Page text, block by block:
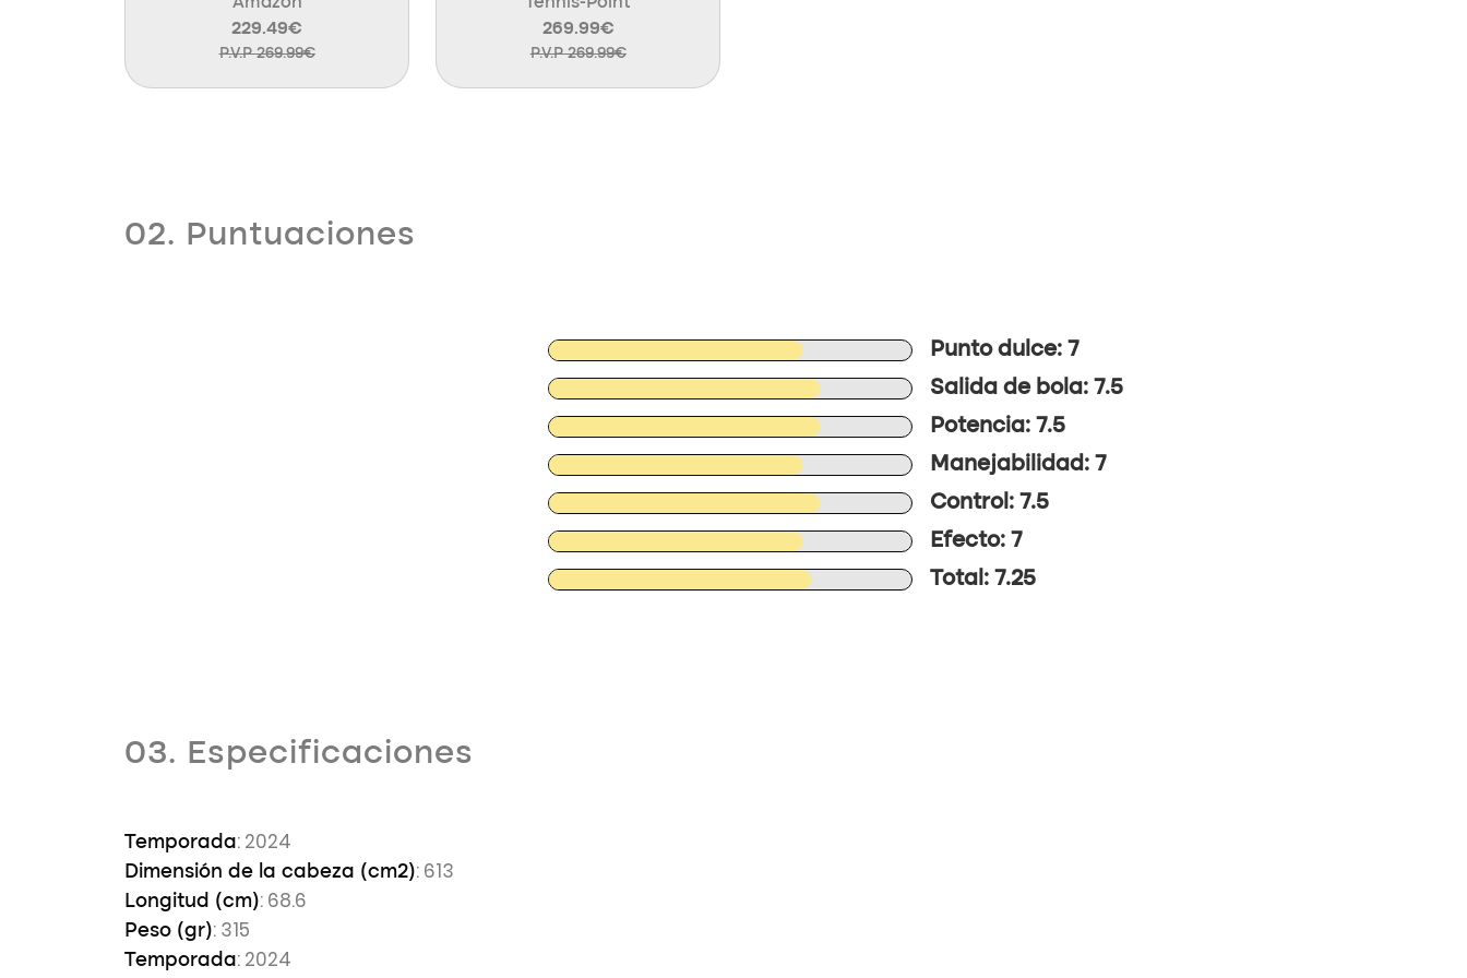
229.49€
P.V.P 269.99€
269.99€
P.V.P 269.99€
02. Puntuaciones
Punto dulce: 7
Salida de bola: 7.5
Potencia: 7.5
Manejabilidad: 7
Control: 7.5
Efecto: 7
Total: 7.25
03. Especificaciones
Temporada: 2024
Dimensión de la cabeza (cm2): 613
Longitud (cm): 68.6
Peso (gr): 315
Temporada: 2024